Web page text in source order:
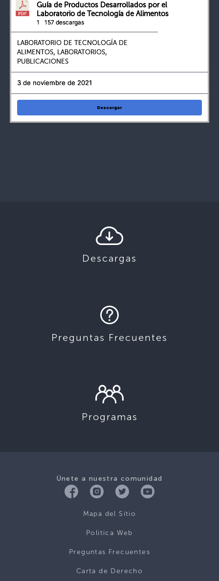
Guía de Productos Desarrollados por el
Laboratorio de Tecnología de Alimentos
1 157 descargas
LABORATORIO DE TECNOLOGÍA DE
ALIMENTOS, LABORATORIOS,
PUBLICACIONES
3 de noviembre de 2021
Descargar
Descargas
Preguntas Frecuentes
Programas
Únete a nuestra comunidad
Mapa del Sitio
Politica Web
Preguntas Frecuentes
Carta de Derecho